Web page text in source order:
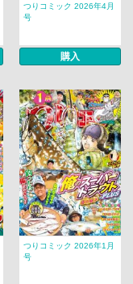
つりコミック 2026年4月
号
購入
つりコミック 2026年1月
号